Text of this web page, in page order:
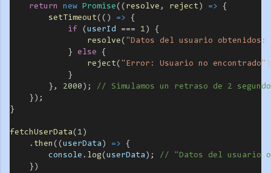
return
new Promise(( resolve , reject ) => {
setTimeout(() => {
if ( userId === 1 ) {
resolve( "Datos del usuario
} else {
reject( "Error: Usuario no encontrado"
}
}, 2000 ); // Simulamos un retraso de 2
});
}
fetchUserData( 1 )
. then (( userData ) => {
console . log( userData ); // "Datos del usuario
})